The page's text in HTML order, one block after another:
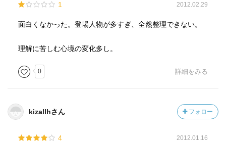
1 2012.02.29
面白くなかった。登場人物が多すぎ、全然整理できない。
理解に苦しむ心境の変化多し。
0 詳細をみる
kizallhさん フォロー
4 2012.01.16